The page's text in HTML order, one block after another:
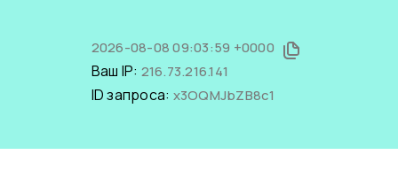
2026-08-08 09:03:59 +0000
Ваш IP: 216.73.216.141
ID запроса: x3OQMJbZB8c1